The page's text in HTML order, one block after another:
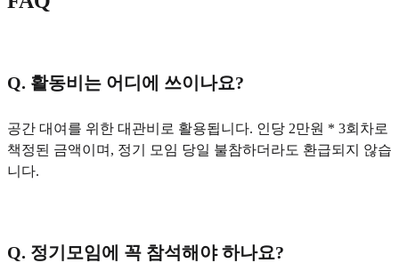
Q. 활동비는 어디에 쓰이나요?
공간 대여를 위한 대관비로 활용됩니다. 인당 2만원 * 3회차로
책정된 금액이며, 정기 모임 당일 불참하더라도 환급되지 않습
니다.
Q. 정기모임에 꼭 참석해야 하나요?